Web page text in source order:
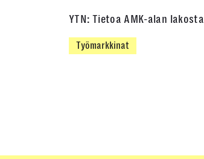
YTN: Tietoa AMK-alan lakosta
Työmarkkinat